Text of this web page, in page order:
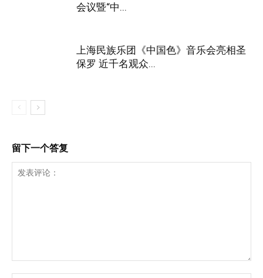
会议暨“中...
上海民族乐团《中国色》音乐会亮相圣
保罗 近千名观众...
留下一个答复